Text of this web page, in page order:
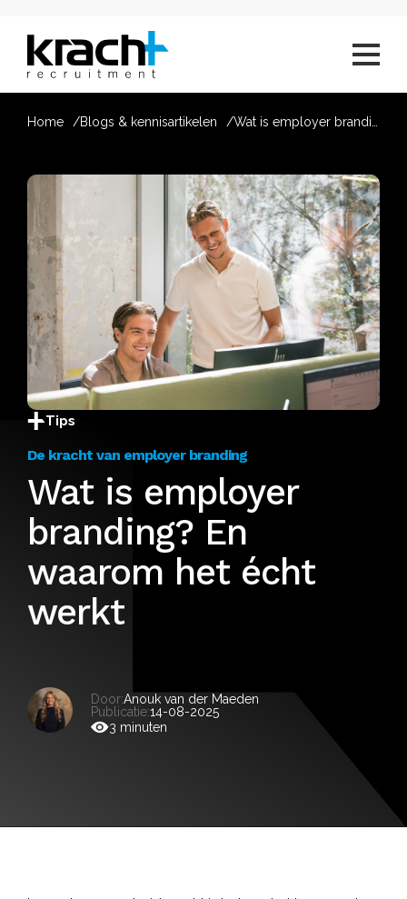
Home Blogs & kennisartikelen
Tips
De kracht van employer branding
Wat is employer
branding? En
waarom het écht
werkt
Door:Anouk van der Maeden
Publicatie:14-08-2025
3 minuten